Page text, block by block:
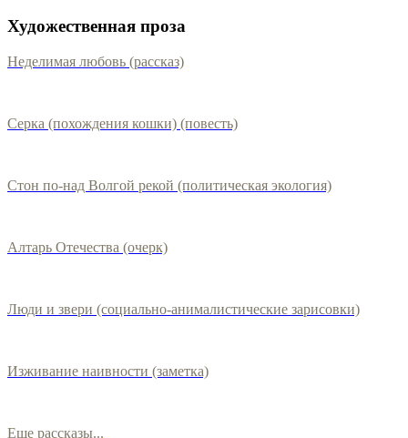
Художественная проза
Неделимая любовь (рассказ)
Серка (похождения кошки) (повесть)
Стон по-над Волгой рекой (политическая экология)
Алтарь Отечества (очерк)
Люди и звери (социально-анималистические зарисовки)
Изживание наивности (заметка)
Еще рассказы...